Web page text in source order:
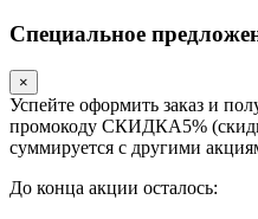
Специальное
×
Успейте оформить заказ и
промокоду СКИДКА5%
суммируется с другими
До конца акции осталось: